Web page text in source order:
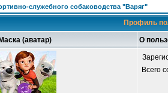
служебного собаководства "Варяг"
Профиль
Маска (аватар) О
Всего